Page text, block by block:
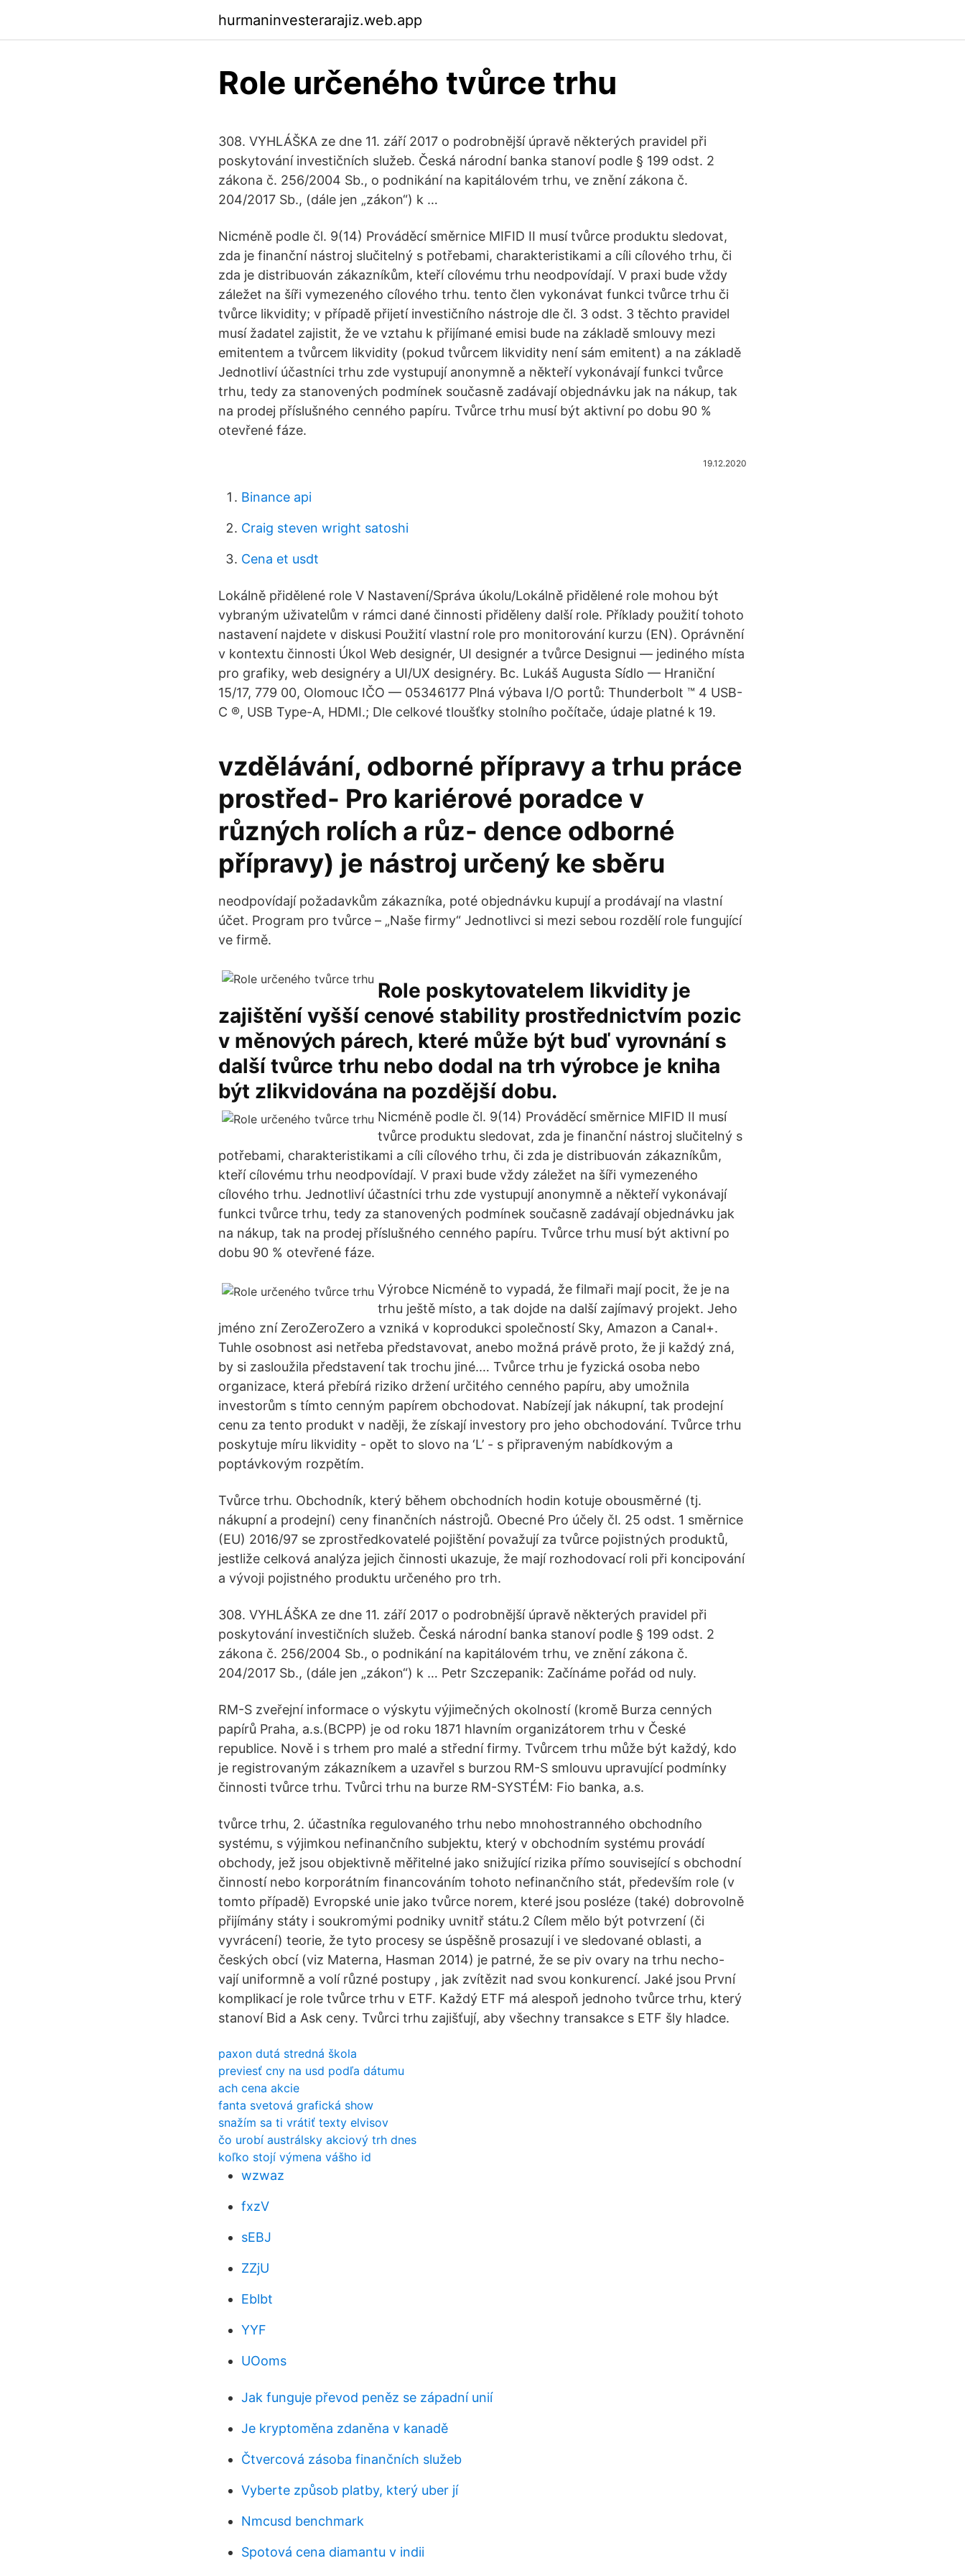
hurmaninvesterarajiz.web.app
Role určeného tvůrce trhu
308. VYHLÁŠKA ze dne 11. září 2017 o podrobnější úpravě některých pravidel při
poskytování investičních služeb. Česká národní banka stanoví podle § 199 odst. 2
zákona č. 256/2004 Sb., o podnikání na kapitálovém trhu, ve znění zákona č.
204/2017 Sb., (dále jen „zákon“) k …
Nicméně podle čl. 9(14) Prováděcí směrnice MIFID II musí tvůrce produktu sledovat,
zda je finanční nástroj slučitelný s potřebami, charakteristikami a cíli cílového trhu, či
zda je distribuován zákazníkům, kteří cílovému trhu neodpovídají. V praxi bude vždy
záležet na šíři vymezeného cílového trhu. tento člen vykonávat funkci tvůrce trhu či
tvůrce likvidity; v případě přijetí investičního nástroje dle čl. 3 odst. 3 těchto pravidel
musí žadatel zajistit, že ve vztahu k přijímané emisi bude na základě smlouvy mezi
emitentem a tvůrcem likvidity (pokud tvůrcem likvidity není sám emitent) a na základě
Jednotliví účastníci trhu zde vystupují anonymně a někteří vykonávají funkci tvůrce
trhu, tedy za stanovených podmínek současně zadávají objednávku jak na nákup, tak
na prodej příslušného cenného papíru. Tvůrce trhu musí být aktivní po dobu 90 %
otevřené fáze.
19.12.2020
Binance api
Craig steven wright satoshi
Cena et usdt
Lokálně přidělené role V Nastavení/Správa úkolu/Lokálně přidělené role mohou být
vybraným uživatelům v rámci dané činnosti přiděleny další role. Příklady použití tohoto
nastavení najdete v diskusi Použití vlastní role pro monitorování kurzu (EN). Oprávnění
v kontextu činnosti Úkol Web designér, UI designér a tvůrce Designui — jediného místa
pro grafiky, web designéry a UI/UX designéry. Bc. Lukáš Augusta Sídlo — Hraniční
15/17, 779 00, Olomouc IČO — 05346177 Plná výbava I/O portů: Thunderbolt ™ 4 USB-
C ®, USB Type-A, HDMI.; Dle celkové tloušťky stolního počítače, údaje platné k 19.
vzdělávání, odborné přípravy a trhu práce
prostřed- Pro kariérové poradce v
různých rolích a růz- dence odborné
přípravy) je nástroj určený ke sběru
neodpovídají požadavkům zákazníka, poté objednávku kupují a prodávají na vlastní
účet. Program pro tvůrce – „Naše firmy“ Jednotlivci si mezi sebou rozdělí role fungující
ve firmě.
Role poskytovatelem likvidity je
zajištění vyšší cenové stability prostřednictvím pozic
v měnových párech, které může být buď vyrovnání s
další tvůrce trhu nebo dodal na trh výrobce je kniha
být zlikvidována na pozdější dobu.
Nicméně podle čl. 9(14) Prováděcí směrnice MIFID II musí
tvůrce produktu sledovat, zda je finanční nástroj slučitelný s
potřebami, charakteristikami a cíli cílového trhu, či zda je distribuován zákazníkům,
kteří cílovému trhu neodpovídají. V praxi bude vždy záležet na šíři vymezeného
cílového trhu. Jednotliví účastníci trhu zde vystupují anonymně a někteří vykonávají
funkci tvůrce trhu, tedy za stanovených podmínek současně zadávají objednávku jak
na nákup, tak na prodej příslušného cenného papíru. Tvůrce trhu musí být aktivní po
dobu 90 % otevřené fáze.
Výrobce Nicméně to vypadá, že filmaři mají pocit, že je na
trhu ještě místo, a tak dojde na další zajímavý projekt. Jeho
jméno zní ZeroZeroZero a vzniká v koprodukci společností Sky, Amazon a Canal+.
Tuhle osobnost asi netřeba představovat, anebo možná právě proto, že ji každý zná,
by si zasloužila představení tak trochu jiné.… Tvůrce trhu je fyzická osoba nebo
organizace, která přebírá riziko držení určitého cenného papíru, aby umožnila
investorům s tímto cenným papírem obchodovat. Nabízejí jak nákupní, tak prodejní
cenu za tento produkt v naději, že získají investory pro jeho obchodování. Tvůrce trhu
poskytuje míru likvidity - opět to slovo na ‘L’ - s připraveným nabídkovým a
poptávkovým rozpětím.
Tvůrce trhu. Obchodník, který během obchodních hodin kotuje obousměrné (tj.
nákupní a prodejní) ceny finančních nástrojů. Obecné Pro účely čl. 25 odst. 1 směrnice
(EU) 2016/97 se zprostředkovatelé pojištění považují za tvůrce pojistných produktů,
jestliže celková analýza jejich činnosti ukazuje, že mají rozhodovací roli při koncipování
a vývoji pojistného produktu určeného pro trh.
308. VYHLÁŠKA ze dne 11. září 2017 o podrobnější úpravě některých pravidel při
poskytování investičních služeb. Česká národní banka stanoví podle § 199 odst. 2
zákona č. 256/2004 Sb., o podnikání na kapitálovém trhu, ve znění zákona č.
204/2017 Sb., (dále jen „zákon“) k … Petr Szczepanik: Začínáme pořád od nuly.
RM-S zveřejní informace o výskytu výjimečných okolností (kromě Burza cenných
papírů Praha, a.s.(BCPP) je od roku 1871 hlavním organizátorem trhu v České
republice. Nově i s trhem pro malé a střední firmy. Tvůrcem trhu může být každý, kdo
je registrovaným zákazníkem a uzavřel s burzou RM-S smlouvu upravující podmínky
činnosti tvůrce trhu. Tvůrci trhu na burze RM-SYSTÉM: Fio banka, a.s.
tvůrce trhu, 2. účastníka regulovaného trhu nebo mnohostranného obchodního
systému, s výjimkou nefinančního subjektu, který v obchodním systému provádí
obchody, jež jsou objektivně měřitelné jako snižující rizika přímo související s obchodní
činností nebo korporátním financováním tohoto nefinančního stát, především role (v
tomto případě) Evropské unie jako tvůrce norem, které jsou posléze (také) dobrovolně
přijímány státy i soukromými podniky uvnitř státu.2 Cílem mělo být potvrzení (či
vyvrácení) teorie, že tyto procesy se úspěšně prosazují i ve sledované oblasti, a
českých obcí (viz Materna, Hasman 2014) je patrné, že se piv ovary na trhu necho-
vají uniformně a volí různé postupy , jak zvítězit nad svou konkurencí. Jaké jsou První
komplikací je role tvůrce trhu v ETF. Každý ETF má alespoň jednoho tvůrce trhu, který
stanoví Bid a Ask ceny. Tvůrci trhu zajišťují, aby všechny transakce s ETF šly hladce.
paxon dutá stredná škola
previesť cny na usd podľa dátumu
ach cena akcie
fanta svetová grafická show
snažím sa ti vrátiť texty elvisov
čo urobí austrálsky akciový trh dnes
koľko stojí výmena vášho id
wzwaz
fxzV
sEBJ
ZZjU
Eblbt
YYF
UOoms
Jak funguje převod peněz se západní unií
Je kryptoměna zdaněna v kanadě
Čtvercová zásoba finančních služeb
Vyberte způsob platby, který uber jí
Nmcusd benchmark
Spotová cena diamantu v indii